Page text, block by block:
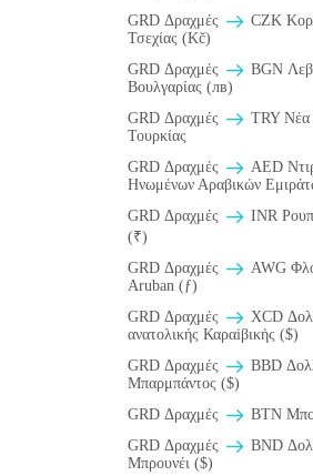
GRD Δραχμές
CZK
Τσεχίας (Kč)
GRD Δραχμές
BGN Λεβ
Βουλγαρίας (лв)
GRD Δραχμές
TRY Νέα
Τουρκίας
GRD Δραχμές
AED
Ηνωμένων Αραβικών
GRD Δραχμές
INR
(₹)
GRD Δραχμές
AWG
Aruban (ƒ)
GRD Δραχμές
XCD
ανατολικής Καραiβικής ($)
GRD Δραχμές
BBD
Μπαρμπάντος ($)
GRD Δραχμές
BTN
GRD Δραχμές
BND
Μπρουνέι ($)